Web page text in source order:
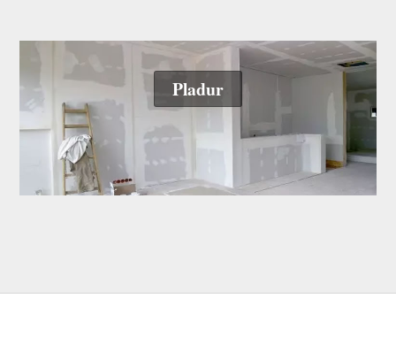
Pladur